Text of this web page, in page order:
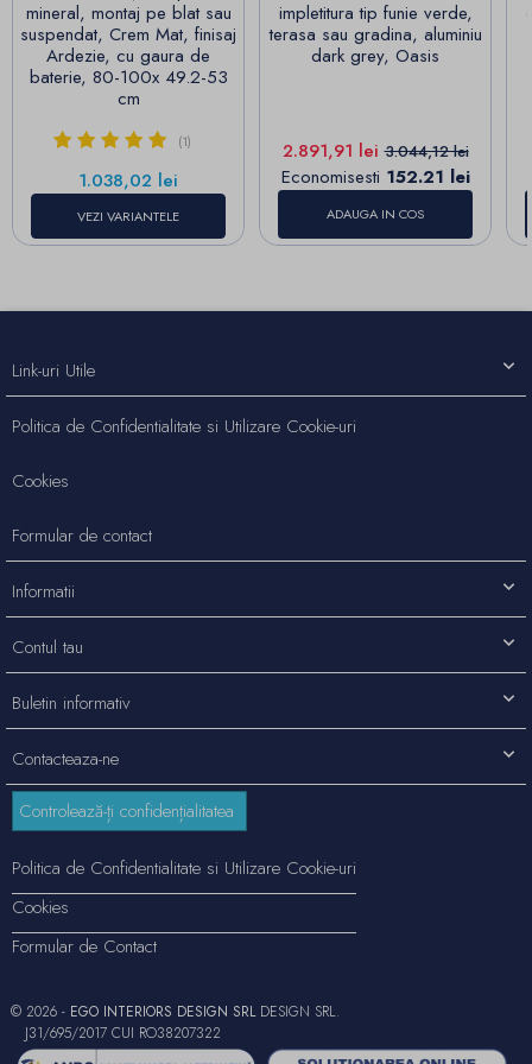
mineral, montaj pe blat sau
suspendat, Crem Mat, finisaj
Ardezie, cu gaura de
baterie, 80-100x 49.2-53
cm
(1)
Pret
1.038,02 lei
VEZI VARIANTELE
impletitura tip funie verde,
terasa sau gradina, aluminiu
dark grey, Oasis
Pret
2.891,91 leiPret de baza
3.044,12 lei
Economisesti 152.21 lei
ADAUGA IN COS
Contacteaza-ne
Link-uri Utile
Politica de Confidentialitate si Utilizare Cookie-uri
Cookies
Formular de contact
Informatii
Contul tau
Buletin informativ
Controlează-ți confidențialitatea
Politica de Confidentialitate si Utilizare Cookie-uri
Cookies
Formular de Contact
© 2026 - EGO INTERIORS DESIGN SRLDESIGN SRL.
J31/695/2017 CUI RO38207322